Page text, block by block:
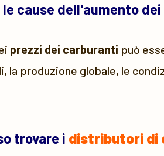
le cause dell'aumento dei
prezzi dei carburanti può
la produzione globale, le
trovare i distributori di